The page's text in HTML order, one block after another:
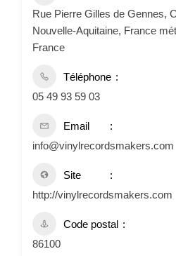
Rue Pierre Gilles de Gennes,
Nouvelle-Aquitaine, France
France
Téléphone
05 49 93 59 03
Email
info@vinylrecordsmakers.com
Site
http://vinylrecordsmakers.com
Code postal
86100